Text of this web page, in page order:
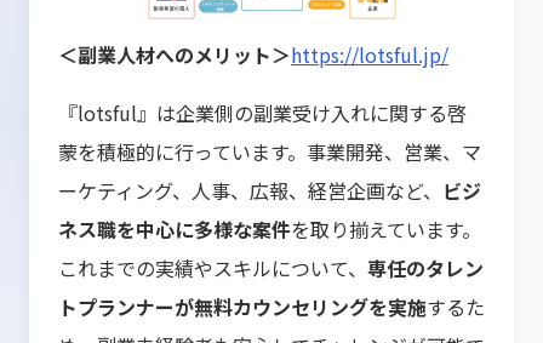
＜副業人材へのメリット＞https://lotsful.jp/
『lotsful』は企業側の副業受け入れに関する啓
蒙を積極的に行っています。事業開発、営業、マ
ーケティング、人事、広報、経営企画など、 ビジ
ネス職を中心に多様な案件を取り揃えています。
これまでの実績やスキルについて、 専任のタレン
トプランナーが無料カウンセリングを実施するた